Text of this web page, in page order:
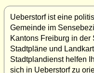
Ueberstorf ist eine
Gemeinde im
Kantons Freiburg in der
Stadtpläne und
Stadtplandienst helfen
sich in Ueberstorf zu